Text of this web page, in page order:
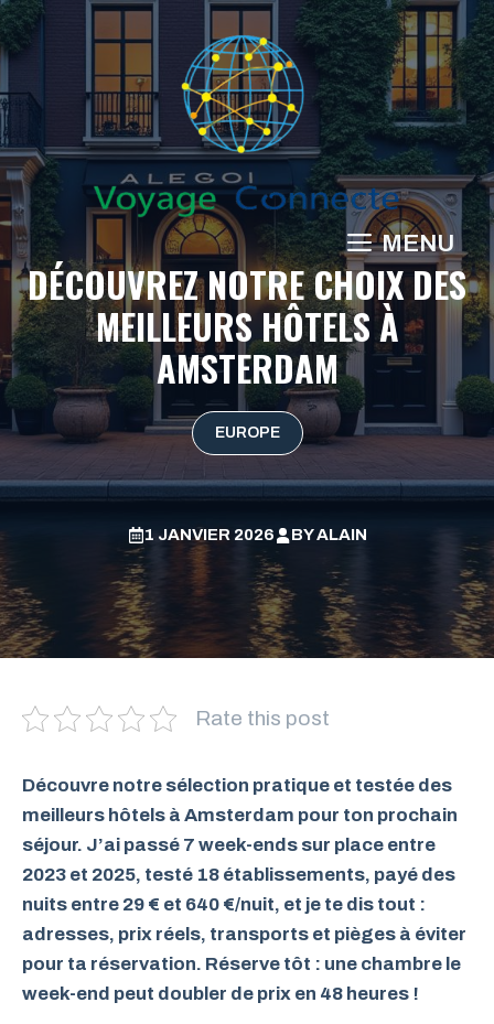
Aller
au
MENU
DÉCOUVREZ NOTRE CHOIX DES
MEILLEURS HÔTELS À
AMSTERDAM
EUROPE
1 JANVIER 2026 BYALAIN
Rate this post
Découvre notre sélection pratique et testée des
meilleurs hôtels à Amsterdam pour ton prochain
séjour. J’ai passé 7 week-ends sur place entre
2023 et 2025, testé 18 établissements, payé des
nuits entre 29 € et 640 €/nuit, et je te dis tout :
adresses, prix réels, transports et pièges à éviter
pour ta réservation. Réserve tôt : une chambre le
week-end peut doubler de prix en 48 heures !